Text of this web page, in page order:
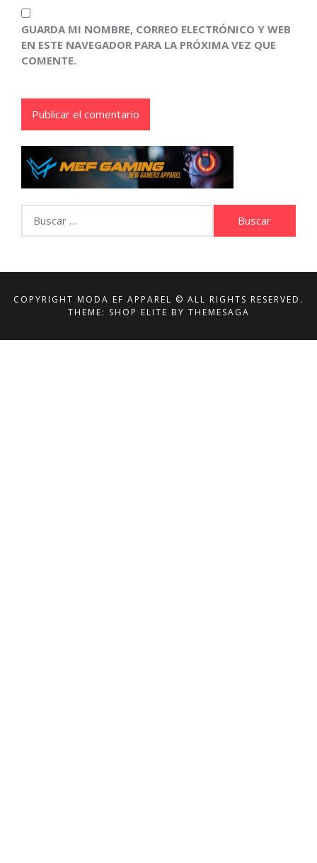
GUARDA MI NOMBRE, CORREO ELECTRÓNICO Y WEB
EN ESTE NAVEGADOR PARA LA PRÓXIMA VEZ QUE
COMENTE.
COPYRIGHT MODA EF APPAREL © ALL RIGHTS RESERVED.
THEME: SHOP ELITE BY THEMESAGA